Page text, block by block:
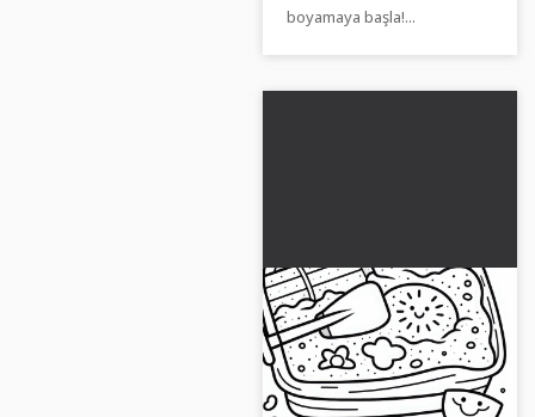
boyamaya başla!...
Kum havuzunda
kürek ve kalıp –
Ücretsiz boyama
sayfası
Boyama resmimizde kum
havuzunda kalıplarla bir